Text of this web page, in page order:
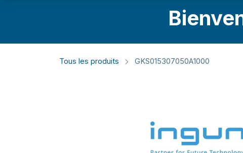
Tous les produits GKS015307050A1000